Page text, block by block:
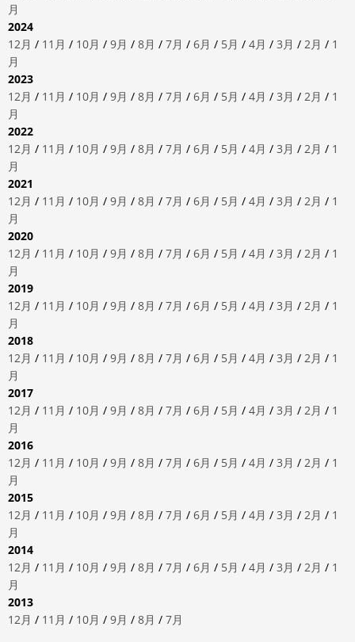
月
2024
12月 / 11月 / 10月 / 9月 / 8月 / 7月 / 6月 / 5月 / 4月 / 3月 / 2月 / 1
月
2023
12月 / 11月 / 10月 / 9月 / 8月 / 7月 / 6月 / 5月 / 4月 / 3月 / 2月 / 1
月
2022
12月 / 11月 / 10月 / 9月 / 8月 / 7月 / 6月 / 5月 / 4月 / 3月 / 2月 / 1
月
2021
12月 / 11月 / 10月 / 9月 / 8月 / 7月 / 6月 / 5月 / 4月 / 3月 / 2月 / 1
月
2020
12月 / 11月 / 10月 / 9月 / 8月 / 7月 / 6月 / 5月 / 4月 / 3月 / 2月 / 1
月
2019
12月 / 11月 / 10月 / 9月 / 8月 / 7月 / 6月 / 5月 / 4月 / 3月 / 2月 / 1
月
2018
12月 / 11月 / 10月 / 9月 / 8月 / 7月 / 6月 / 5月 / 4月 / 3月 / 2月 / 1
月
2017
12月 / 11月 / 10月 / 9月 / 8月 / 7月 / 6月 / 5月 / 4月 / 3月 / 2月 / 1
月
2016
12月 / 11月 / 10月 / 9月 / 8月 / 7月 / 6月 / 5月 / 4月 / 3月 / 2月 / 1
月
2015
12月 / 11月 / 10月 / 9月 / 8月 / 7月 / 6月 / 5月 / 4月 / 3月 / 2月 / 1
月
2014
12月 / 11月 / 10月 / 9月 / 8月 / 7月 / 6月 / 5月 / 4月 / 3月 / 2月 / 1
月
2013
12月 / 11月 / 10月 / 9月 / 8月 / 7月